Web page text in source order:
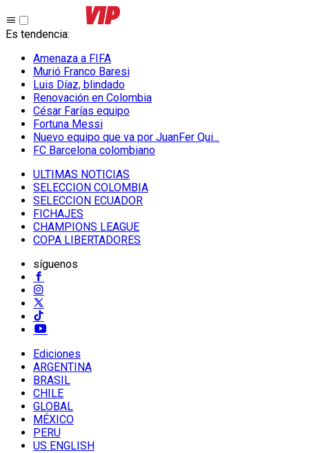
Es tendencia:
Amenaza a FIFA
Murió Franco Baresi
Luis Díaz, blindado
Renovación en Colombia
César Farías equipo
Fortuna Messi
Nuevo equipo que va por JuanFer Qui...
FC Barcelona colombiano
ULTIMAS NOTICIAS
SELECCION COLOMBIA
SELECCION ECUADOR
FICHAJES
CHAMPIONS LEAGUE
COPA LIBERTADORES
síguenos
Ediciones
ARGENTINA
BRASIL
CHILE
GLOBAL
MÉXICO
PERU
US ENGLISH